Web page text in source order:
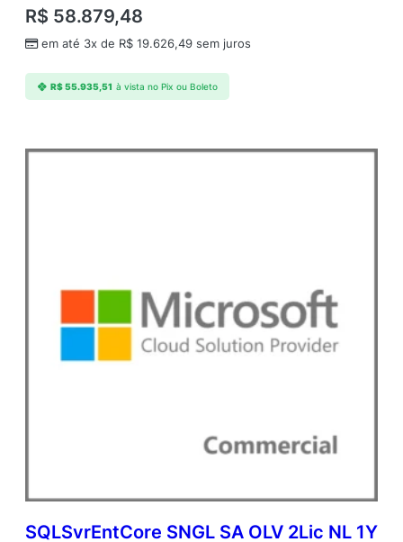
R$ 58.879,48
em até 3x de R$ 19.626,49 sem juros
R$55.935,51 à vista no Pix ou Boleto
SQLSvrEntCore SNGL SA OLV 2Lic NL 1Y